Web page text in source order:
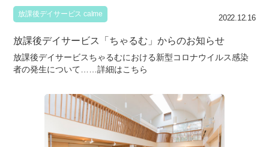
放課後デイサービス calme 2022.12.16
放課後デイサービス「ちゃるむ」からのお知らせ
放課後デイサービスちゃるむにおける新型コロナウイルス感染
者の発生について……詳細はこちら